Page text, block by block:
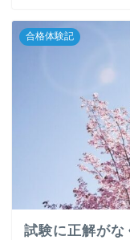
合格体験記
試験に正解がな